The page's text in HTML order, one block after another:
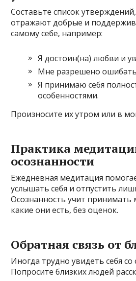
Составьте список
отражают добрые и
самому себе, например:
Я достоин(на) любви и
Мне разрешено
Я принимаю себя
особенностями.
Произносите их утром или в
Практика
осознанности
Ежедневная медитация
услышать себя и отпустить
Осознанность учит
какие они есть, без оценок.
Обратная связь от
Иногда трудно увидеть себя со
Попросите близких людей